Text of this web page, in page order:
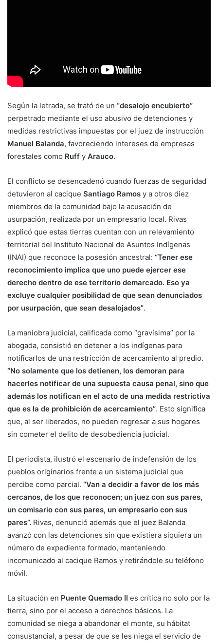
Según la letrada, se trató de un “desalojo encubierto”
perpetrado mediante el uso abusivo de detenciones y
medidas restrictivas impuestas por el juez de instrucción
Manuel Balanda, favoreciendo intereses de empresas
forestales como Ruff y Arauco.
El conflicto se desencadenó cuando fuerzas de seguridad
detuvieron al cacique Santiago Ramos y a otros diez
miembros de la comunidad bajo la acusación de
usurpación, realizada por un empresario local. Rivas
explicó que estas tierras cuentan con un relevamiento
territorial del Instituto Nacional de Asuntos Indígenas
(INAI) que reconoce la posesión ancestral: “Tener ese
reconocimiento implica que uno puede ejercer ese
derecho dentro de ese territorio demarcado. Eso ya
excluye cualquier posibilidad de que sean denunciados
por usurpación, que sean desalojados”.
La maniobra judicial, calificada como “gravísima” por la
abogada, consistió en detener a los indígenas para
notificarlos de una restricción de acercamiento al predio.
“No solamente que los detienen, los demoran para
hacerles notificar de una supuesta causa penal, sino que
además los notifican en el acto de una medida restrictiva
que es la de prohibición de acercamiento”. Esto significa
que, al ser liberados, no pueden regresar a sus hogares
sin cometer el delito de desobediencia judicial.
El periodista, ilustró el escenario de indefensión de los
pueblos originarios frente a un sistema judicial que
percibe como parcial. “Van a decidir a favor de los más
cercanos, de los que reconocen; un juez con sus pares,
un comisario con sus pares, un empresario con sus
pares”. Rivas, denunció además que el juez Balanda
avanzó con las detenciones sin que existiera siquiera un
número de expediente formado, manteniendo
incomunicado al cacique Ramos y retirándole su teléfono
móvil.
La situación en Puente Quemado II es crítica no solo por la
tierra, sino por el acceso a derechos básicos. La
comunidad se niega a abandonar el monte, su hábitat
consustancial, a pesar de que se les niega el servicio de